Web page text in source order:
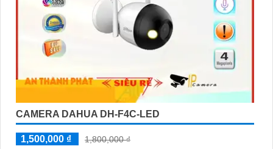
CAMERA DAHUA DH-F4C-LED
1,500,000 ₫
1,800,000 ₫